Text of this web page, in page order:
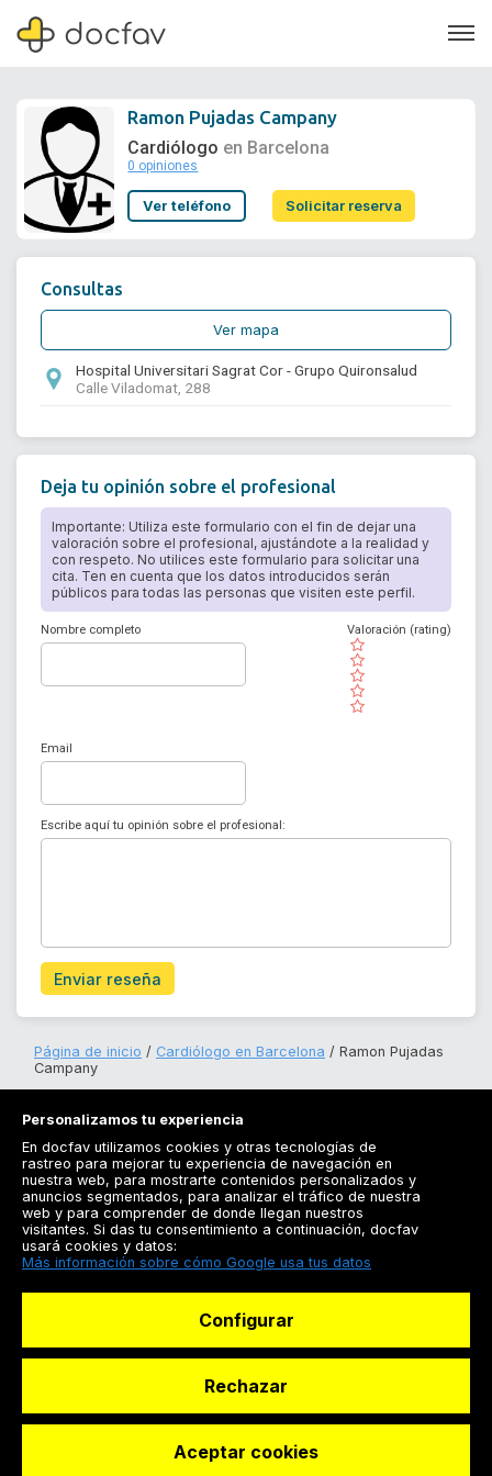
Soporte
Ramon Pujadas Campany
Cardiólogo en Barcelona
0 opiniones
Ver teléfono Solicitar reserva
Consultas
Ver mapa
Hospital Universitari Sagrat Cor - Grupo Quironsalud
Calle Viladomat, 288
Deja tu opinión sobre el profesional
Importante: Utiliza este formulario con el fin de dejar una
valoración sobre el profesional, ajustándote a la realidad y
con respeto. No utilices este formulario para solicitar una
cita. Ten en cuenta que los datos introducidos serán
públicos para todas las personas que visiten este perfil.
Nombre completo
( )
( )
( )
( )
( )
Valoración (rating)
Email
Escribe aquí tu opinión sobre el profesional:
Enviar reseña
Página de inicio Cardiólogo en Barcelona
Ramon Pujadas
Campany
Registrarse
Docfav
© Dashboard Technologies S.L
Personalizamos tu experiencia
En docfav utilizamos cookies y otras tecnologías de
rastreo para mejorar tu experiencia de navegación en
nuestra web, para mostrarte contenidos personalizados y
anuncios segmentados, para analizar el tráfico de nuestra
web y para comprender de donde llegan nuestros
visitantes. Si das tu consentimiento a continuación, docfav
usará cookies y datos:
Más información sobre cómo Google usa tus datos
Configurar
Rechazar
Aceptar cookies